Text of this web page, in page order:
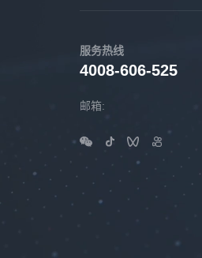
服务热线
4008-606-525
邮箱: